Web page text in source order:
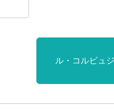
ル・コルビュ